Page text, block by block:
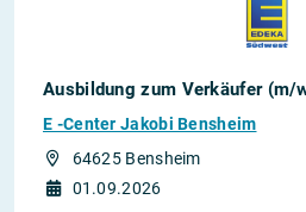
Ausbildung zum Verkäufer (m/
E -Center Jakobi Bensheim
64625 Bensheim
01.09.2026